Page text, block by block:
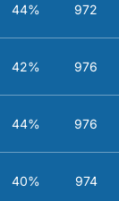
44% 972
42% 976
44% 976
40% 974